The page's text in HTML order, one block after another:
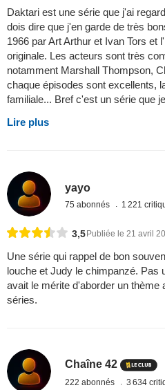
Daktari est une série que j'ai
dois dire que j'en garde de très
1966 par Art Arthur et Ivan Tors et
originale. Les acteurs sont très
notamment Marshall Thompson,
chaque épisodes sont excellents,
familiale... Bref c'est un série que
Lire plus
yayo
75 abonnés 1 221
3,5Publiée le 21 avril
Une série qui rappel de bon
louche et Judy le chimpanzé. Pas
avait le mérite d'aborder un thème
séries.
Chaîne 42
222 abonnés 3 634